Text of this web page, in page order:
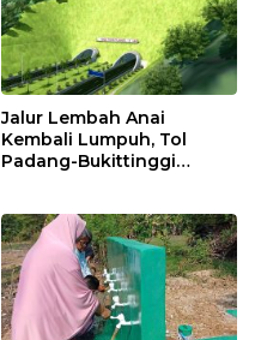
Jalur Lembah Anai
Kembali Lumpuh, Tol
Padang-Bukittinggi